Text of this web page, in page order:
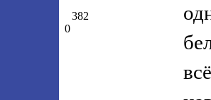
382
0